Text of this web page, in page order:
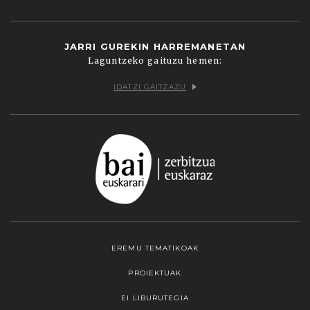
JARRI GUREKIN HARREMANETAN
Laguntzeko gaituzu hemen:
IDATZI GAITZAZU
EREMU TEMATIKOAK
PROIEKTUAK
EI LIBURUTEGIA